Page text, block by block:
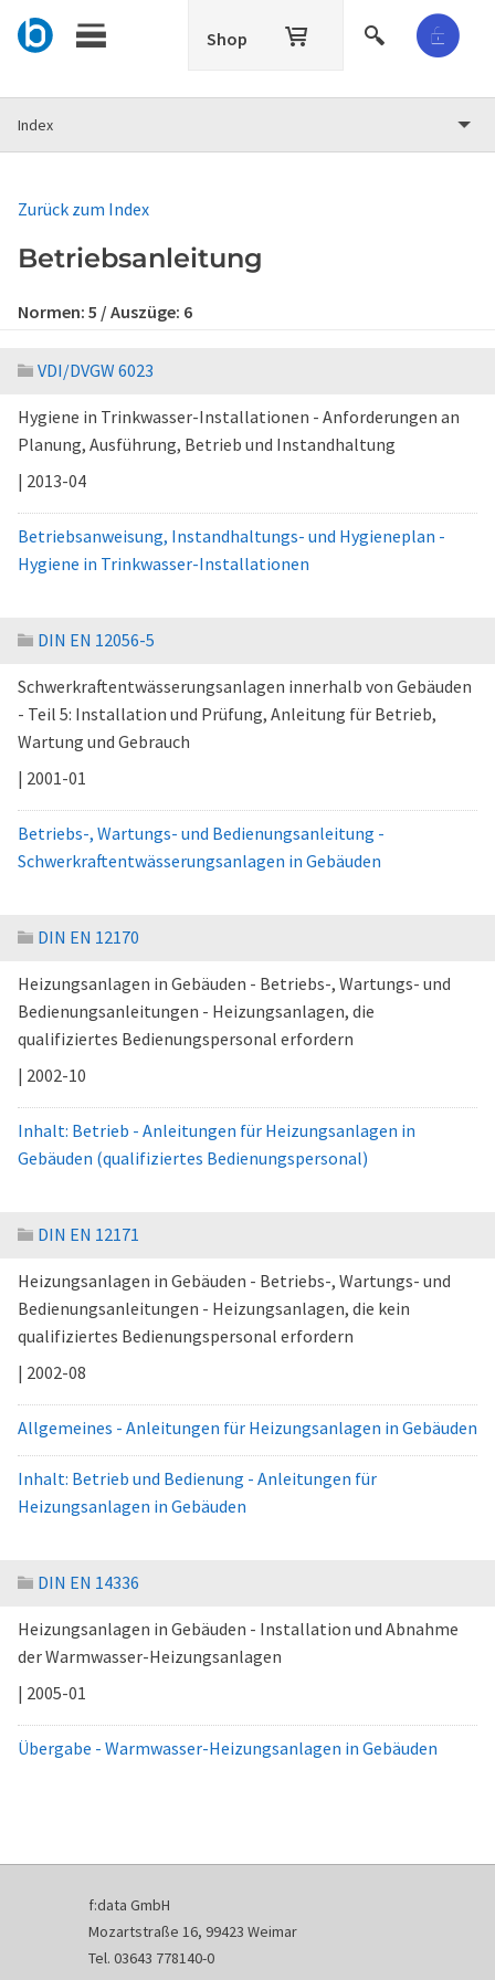
Shop
Index
Zurück zum Index
Betriebsanleitung
Normen: 5 / Auszüge: 6
VDI/DVGW 6023
Hygiene in Trinkwasser-Installationen - Anforderungen an
Planung, Ausführung, Betrieb und Instandhaltung
| 2013-04
Betriebsanweisung, Instandhaltungs- und Hygieneplan -
Hygiene in Trinkwasser-Installationen
DIN EN 12056-5
Schwerkraftentwässerungsanlagen innerhalb von Gebäuden
- Teil 5: Installation und Prüfung, Anleitung für Betrieb,
Wartung und Gebrauch
| 2001-01
Betriebs-, Wartungs- und Bedienungsanleitung -
Schwerkraftentwässerungsanlagen in Gebäuden
DIN EN 12170
Heizungsanlagen in Gebäuden - Betriebs-, Wartungs- und
Bedienungsanleitungen - Heizungsanlagen, die
qualifiziertes Bedienungspersonal erfordern
| 2002-10
Inhalt: Betrieb - Anleitungen für Heizungsanlagen in
Gebäuden (qualifiziertes Bedienungspersonal)
DIN EN 12171
Heizungsanlagen in Gebäuden - Betriebs-, Wartungs- und
Bedienungsanleitungen - Heizungsanlagen, die kein
qualifiziertes Bedienungspersonal erfordern
| 2002-08
Allgemeines - Anleitungen für Heizungsanlagen in Gebäuden
Inhalt: Betrieb und Bedienung - Anleitungen für
Heizungsanlagen in Gebäuden
DIN EN 14336
Heizungsanlagen in Gebäuden - Installation und Abnahme
der Warmwasser-Heizungsanlagen
| 2005-01
Übergabe - Warmwasser-Heizungsanlagen in Gebäuden
f:data GmbH
Mozartstraße 16, 99423 Weimar
Tel. 03643 778140-0